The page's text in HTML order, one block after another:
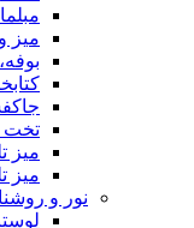
میز
تخت
میز
میز
نور و